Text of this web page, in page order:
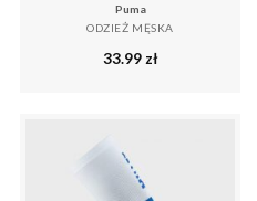
Puma
ODZIEŻ MĘSKA
33.99 zł